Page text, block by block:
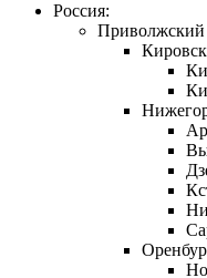
Россия:
Приволжский